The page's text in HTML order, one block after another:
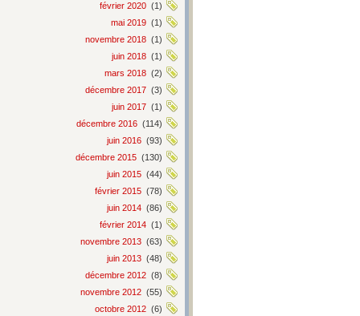
février 2020 (1)
mai 2019 (1)
novembre 2018 (1)
juin 2018 (1)
mars 2018 (2)
décembre 2017 (3)
juin 2017 (1)
décembre 2016 (114)
juin 2016 (93)
décembre 2015 (130)
juin 2015 (44)
février 2015 (78)
juin 2014 (86)
février 2014 (1)
novembre 2013 (63)
juin 2013 (48)
décembre 2012 (8)
novembre 2012 (55)
octobre 2012 (6)